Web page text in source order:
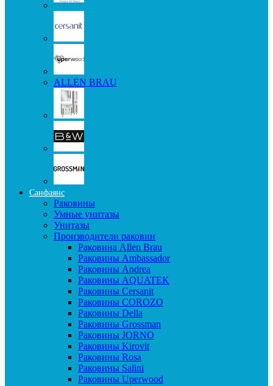
ALLEN BRAU
Санфаянс
Раковины
Умные унитазы
Унитазы
Производители раковин
Раковина Allen Brau
Раковины Ambassador
Раковины Andrea
Раковины AQUATEK
Раковины Cersanit
Раковины COROZO
Раковины Della
Раковины Grossman
Раковины JORNO
Раковины Kirovit
Раковины Rosa
Раковины Salini
Раковины Uperwood